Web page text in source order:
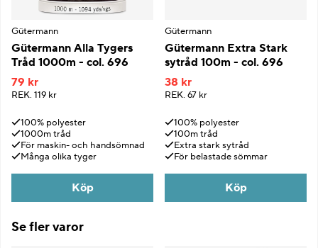
Gütermann
Gütermann Alla Tygers
Tråd 1000m - col. 696
79 kr
REK. 119 kr
100% polyester
1000m tråd
För maskin- och handsömnad
Många olika tyger
Köp
Gütermann
Gütermann Extra Stark
sytråd 100m - col. 696
38 kr
REK. 67 kr
100% polyester
100m tråd
Extra stark sytråd
För belastade sömmar
Köp
Se fler varor